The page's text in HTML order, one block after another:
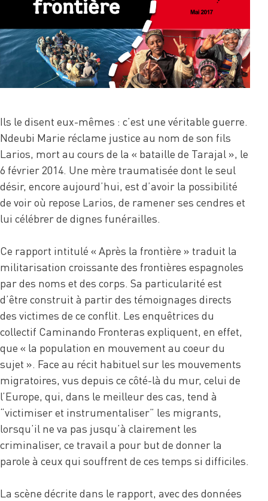
Ils le disent eux-mêmes : c’est une véritable guerre.
Ndeubi Marie réclame justice au nom de son fils
Larios, mort au cours de la « bataille de Tarajal », le
6 février 2014. Une mère traumatisée dont le seul
désir, encore aujourd’hui, est d’avoir la possibilité
de voir où repose Larios, de ramener ses cendres et
lui célébrer de dignes funérailles.
Ce rapport intitulé « Après la frontière » traduit la
militarisation croissante des frontières espagnoles
par des noms et des corps. Sa particularité est
d’être construit à partir des témoignages directs
des victimes de ce conflit. Les enquêtrices du
collectif Caminando Fronteras expliquent, en effet,
que « la population en mouvement au coeur du
sujet ». Face au récit habituel sur les mouvements
migratoires, vus depuis ce côté-là du mur, celui de
l’Europe, qui, dans le meilleur des cas, tend à
“victimiser et instrumentaliser” les migrants,
lorsqu’il ne va pas jusqu’à clairement les
criminaliser, ce travail a pour but de donner la
parole à ceux qui souffrent de ces temps si difficiles.
La scène décrite dans le rapport, avec des données